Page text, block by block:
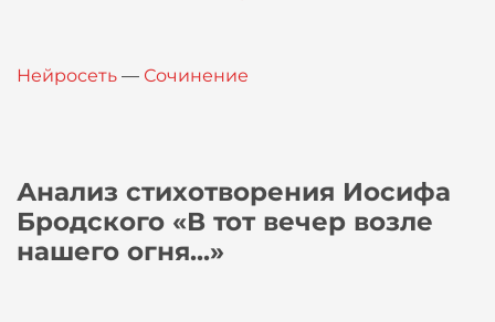
Вход
Нейросеть — Сочинение
Анализ стихотворения Иосифа
Бродского «В тот вечер возле
нашего огня...»